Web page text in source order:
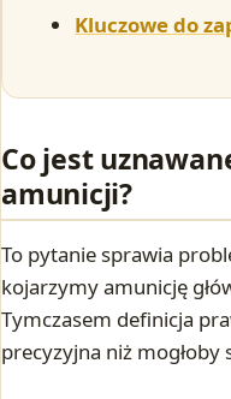
Kluczowe do
Co jest
amunicji?
To pytanie sprawia
kojarzymy amunicję
Tymczasem definicja
precyzyjna niż mogłoby